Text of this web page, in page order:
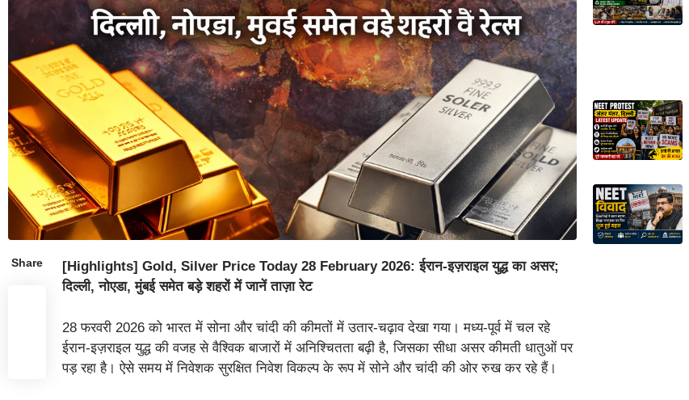
Share
[Highlights] Gold, Silver Price Today 28 February 2026: ईरान-इज़राइल युद्ध का असर;
दिल्ली, नोएडा, मुंबई समेत बड़े शहरों में जानें ताज़ा रेट
28 फरवरी 2026 को भारत में सोना और चांदी की कीमतों में उतार-चढ़ाव देखा गया। मध्य-पूर्व में चल रहे
ईरान-इज़राइल युद्ध की वजह से वैश्विक बाजारों में अनिश्चितता बढ़ी है, जिसका सीधा असर कीमती धातुओं पर
पड़ रहा है। ऐसे समय में निवेशक सुरक्षित निवेश विकल्प के रूप में सोने और चांदी की ओर रुख कर रहे हैं।